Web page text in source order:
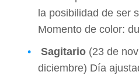
la posibilidad de ser
Momento de color:
Sagitario (23 de
diciembre) Día